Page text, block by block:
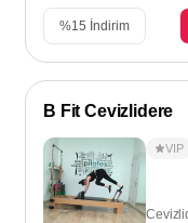
%15 İndirim
B Fit Cevizlidere
VIP